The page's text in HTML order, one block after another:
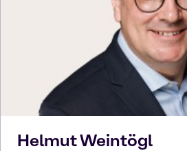
HelmutWeintögl